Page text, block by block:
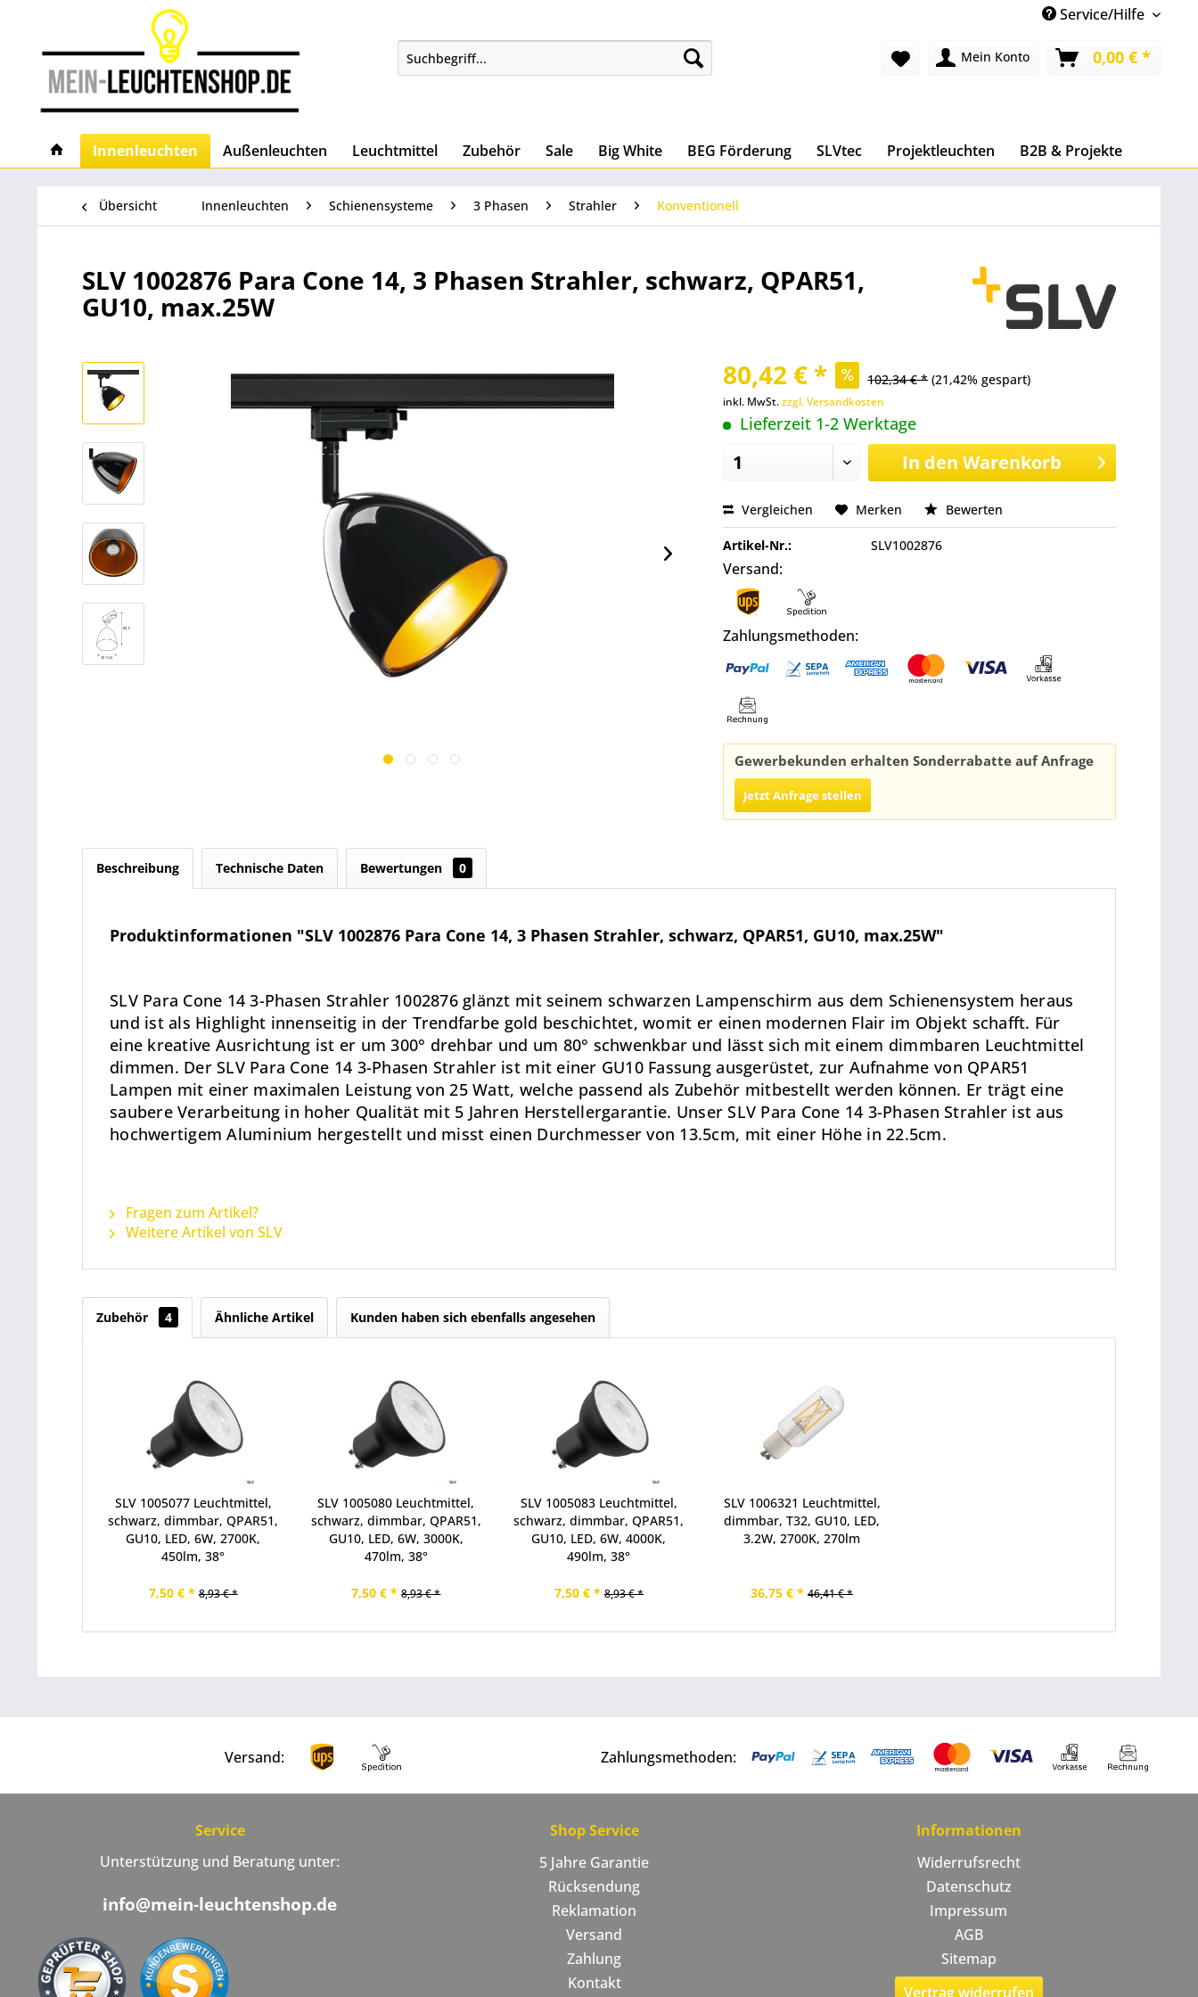
Service/Hilfe
Mein Konto 0,00 € *
Innenleuchten Außenleuchten Leuchtmittel Zubehör Sale Big White BEG Förderung SLVtec Projektleuchten B2B & Projekte
Übersicht Innenleuchten Schienensysteme 3 Phasen Strahler Konventionell
SLV 1002876 Para Cone 14, 3 Phasen Strahler, schwarz, QPAR51,
GU10, max.25W
80,42 € *
102,34 € * (21,42% gespart)
inkl. MwSt.zzgl. Versandkosten
Lieferzeit 1-2 Werktage
In den Warenkorb
Vergleichen Merken Bewerten
Artikel-Nr.: SLV1002876
Versand:
Zahlungsmethoden:
Gewerbekunden erhalten Sonderrabatte auf Anfrage
Jetzt Anfrage stellen
Beschreibung Technische Daten Bewertungen 0
Produktinformationen "SLV 1002876 Para Cone 14, 3 Phasen Strahler, schwarz, QPAR51, GU10, max.25W"
SLV Para Cone 14 3-Phasen Strahler 1002876 glänzt mit seinem schwarzen Lampenschirm aus dem Schienensystem heraus
und ist als Highlight innenseitig in der Trendfarbe gold beschichtet, womit er einen modernen Flair im Objekt schafft. Für
eine kreative Ausrichtung ist er um 300° drehbar und um 80° schwenkbar und lässt sich mit einem dimmbaren Leuchtmittel
dimmen. Der SLV Para Cone 14 3-Phasen Strahler ist mit einer GU10 Fassung ausgerüstet, zur Aufnahme von QPAR51
Lampen mit einer maximalen Leistung von 25 Watt, welche passend als Zubehör mitbestellt werden können. Er trägt eine
saubere Verarbeitung in hoher Qualität mit 5 Jahren Herstellergarantie. Unser SLV Para Cone 14 3-Phasen Strahler ist aus
hochwertigem Aluminium hergestellt und misst einen Durchmesser von 13.5cm, mit einer Höhe in 22.5cm.
Fragen zum Artikel?
Weitere Artikel von SLV
Zubehör 4 Ähnliche Artikel Kunden haben sich ebenfalls angesehen
SLV 1005077 Leuchtmittel,
schwarz, dimmbar, QPAR51,
GU10, LED, 6W, 2700K,
450lm, 38°
7,50 € * 8,93 € *
SLV 1005080 Leuchtmittel,
schwarz, dimmbar, QPAR51,
GU10, LED, 6W, 3000K,
470lm, 38°
7,50 € * 8,93 € *
SLV 1005083 Leuchtmittel,
schwarz, dimmbar, QPAR51,
GU10, LED, 6W, 4000K,
490lm, 38°
7,50 € * 8,93 € *
SLV 1006321 Leuchtmittel,
dimmbar, T32, GU10, LED,
3.2W, 2700K, 270lm
36,75 € * 46,41 € *
Versand: Zahlungsmethoden:
Service
Unterstützung und Beratung unter:
info@mein-leuchtenshop.de
Shop Service
5 Jahre Garantie
Rücksendung
Reklamation
Versand
Zahlung
Kontakt
Informationen
Widerrufsrecht
Datenschutz
Impressum
AGB
Sitemap
Vertrag widerrufen